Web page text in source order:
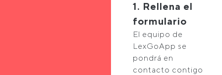
1. Rellena el
formulario
El equipo de
LexGoApp se
pondrá en
contacto contigo